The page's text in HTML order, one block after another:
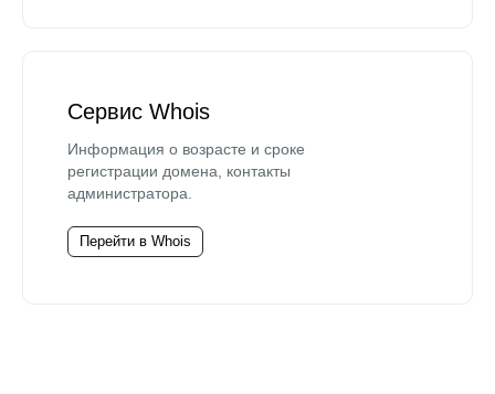
Сервис Whois
Информация о возрасте и сроке
регистрации домена, контакты
администратора.
Перейти в Whois